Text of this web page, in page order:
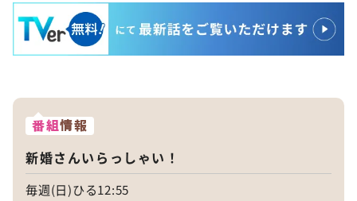
番組情報
新婚さんいらっしゃい！
毎週(日)ひる12:55